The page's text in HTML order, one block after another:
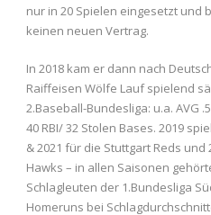
nur in 20 Spielen eingesetzt und
keinen neuen Vertrag.
In 2018 kam er dann nach
Raiffeisen Wölfe Lauf spielend
2.Baseball-Bundesliga: u.a. AVG
40 RBI/ 32 Stolen Bases. 2019
& 2021 für die Stuttgart Reds
Hawks – in allen Saisonen
Schlagleuten der 1.Bundesliga
Homeruns bei